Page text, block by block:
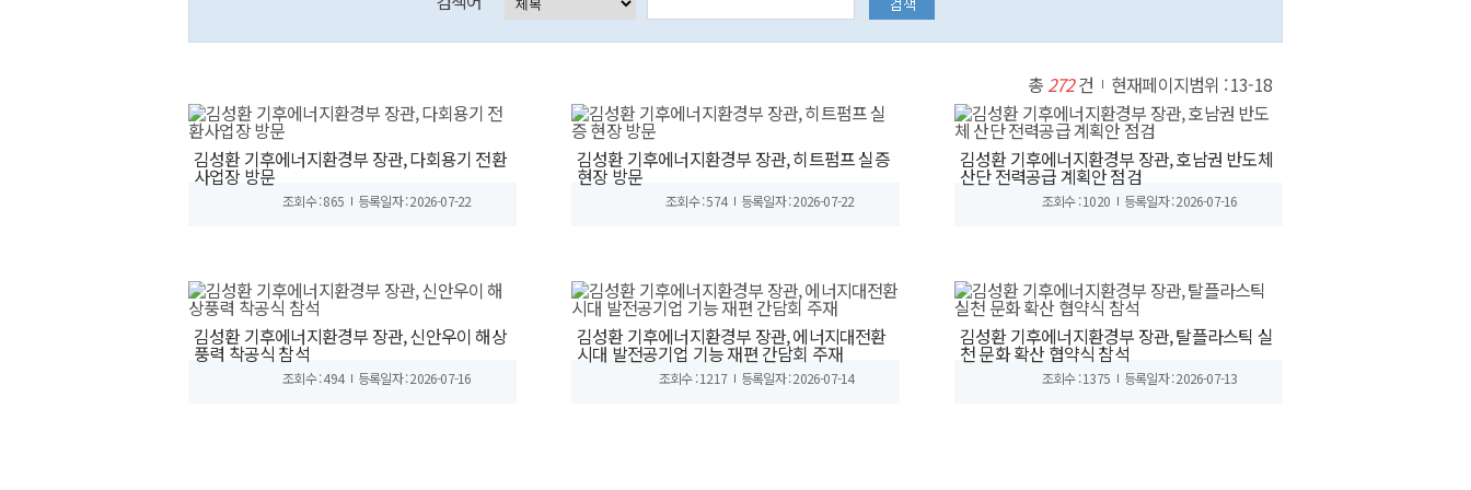
총272건 현재페이지범위 : 13-18
김성환 기후에너지환경부 장관, 다회용기 전환
사업장 방문
조회수 : 865 등록일자 : 2026-07-22
김성환 기후에너지환경부 장관, 히트펌프 실증
현장 방문
조회수 : 574 등록일자 : 2026-07-22
김성환 기후에너지환경부 장관, 호남권 반도체
산단 전력공급 계획안 점검
조회수 : 1020 등록일자 : 2026-07-16
김성환 기후에너지환경부 장관, 신안우이 해상
풍력 착공식 참석
조회수 : 494 등록일자 : 2026-07-16
김성환 기후에너지환경부 장관, 에너지대전환
시대 발전공기업 기능 재편 간담회 주재
조회수 : 1217 등록일자 : 2026-07-14
김성환 기후에너지환경부 장관, 탈플라스틱 실
천 문화 확산 협약식 참석
조회수 : 1375 등록일자 : 2026-07-13